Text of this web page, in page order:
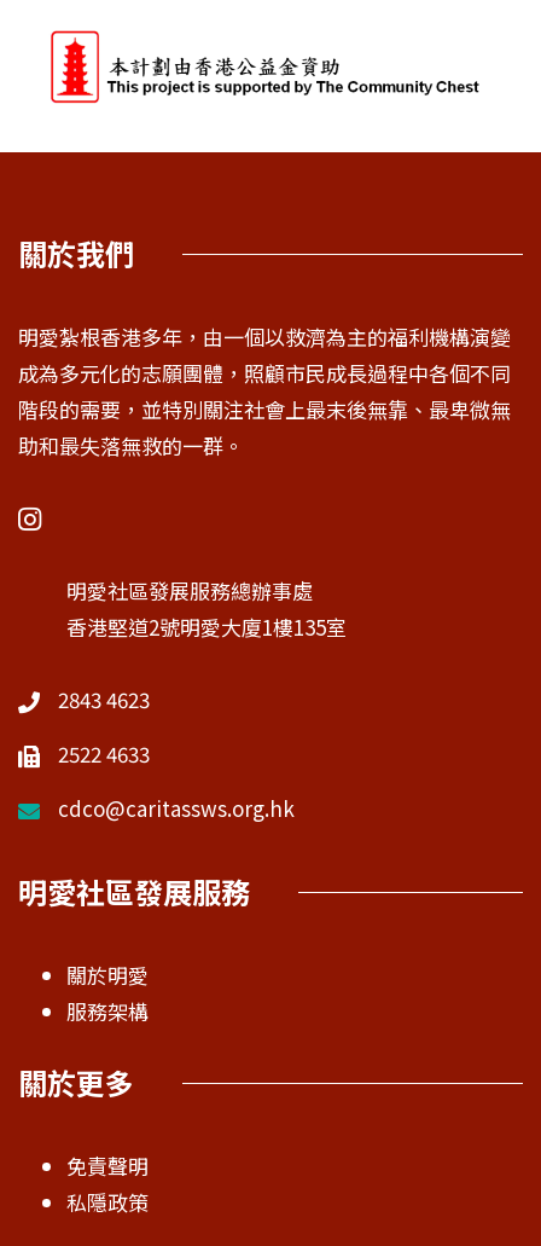
關於我們
明愛紮根香港多年，由一個以救濟為主的福利機構演變
成為多元化的志願團體，照顧市民成長過程中各個不同
階段的需要，並特別關注社會上最末後無靠、最卑微無
助和最失落無救的一群。
明愛社區發展服務總辦事處
香港堅道2號明愛大廈1樓135室
2843 4623
2522 4633
cdco@caritassws.org.hk
明愛社區發展服務
關於明愛
服務架構
關於更多
免責聲明
私隱政策